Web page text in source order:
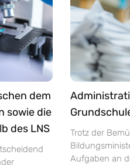
dem
sowie die
des LNS
Trotz der
Aufgaben an